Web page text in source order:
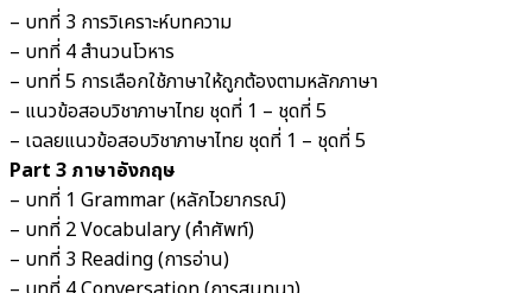
– บทที่ 3 การวิเคราะห์บทความ
– บทที่ 4 สำนวนโวหาร
– บทที่ 5 การเลือกใช้ภาษาให้ถูกต้องตามหลักภาษา
– แนวข้อสอบวิชาภาษาไทย ชุดที่ 1 – ชุดที่ 5
– เฉลยแนวข้อสอบวิชาภาษาไทย ชุดที่ 1 – ชุดที่ 5
Part 3 ภาษาอังกฤษ
– บทที่ 1 Grammar (หลักไวยากรณ์)
– บทที่ 2 Vocabulary (คำศัพท์)
– บทที่ 3 Reading (การอ่าน)